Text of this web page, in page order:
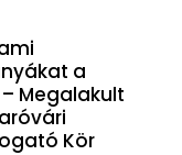
a
Megalakult
Kör